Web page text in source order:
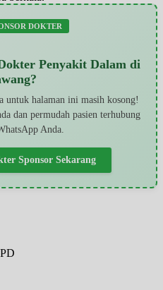
DOKTER
Penyakit Dalam di
untuk halaman ini masih kosong!
dan permudah pasien terhubung
Anda.
Sponsor Sekarang